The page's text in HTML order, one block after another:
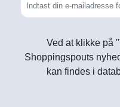
Ved at klikke på
Shoppingspouts
kan findes i